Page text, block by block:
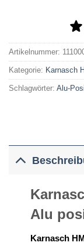
Artikelnummer:
Kategorie: Karnasch
Schlagwörter: Alu-
Alu
Karnasch